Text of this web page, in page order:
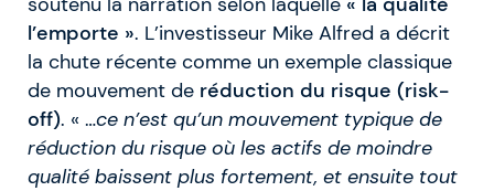
l’emporte ». L’investisseur Mike Alfred a décrit
la chute récente comme un exemple classique
de mouvement de réduction du risque (risk-
off). « …ce n’est qu’un mouvement typique de
réduction du risque où les actifs de moindre
qualité baissent plus fortement, et ensuite tout